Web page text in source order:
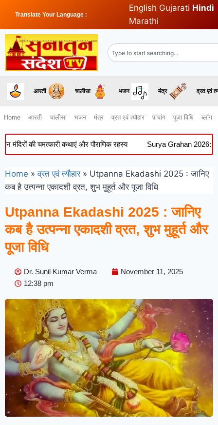
Translate Your Language :
English Gujarati Hindi
Marathi
आरती चालीसा भजन मंत्र व्रत एवं
Home आरती चालीसा भजन मंत्र व्रत एवं त्यौहार पांचांग पूजा विधि ब्लॉग
की चमत्कारी कथाएं और पौराणिक रहस्य Surya Grahan 2026: 12 अगस्त
Home » व्रत एवं त्यौहार » Utpanna Ekadashi 2025 : जानिए
कब है उत्पन्ना एकादशी व्रत, शुभ मुहूर्त और पूजा विधि
Utpanna Ekadashi 2025 : जानिए
कब है उत्पन्ना एकादशी व्रत, शुभ मुहूर्त और
पूजा विधि
Dr. Sunil Kumar Verma
November 11, 2025
12:38 pm